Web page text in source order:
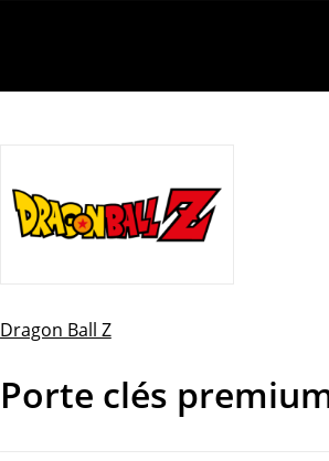
Dragon Ball Z
Porte clés